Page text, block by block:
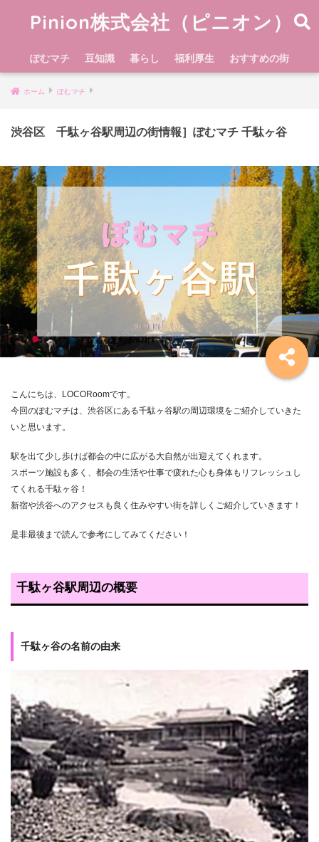
Pinion株式会社（ピニオン）
ぽむマチ 豆知識 暮らし 福利厚生 おすすめの街
ホーム ぽむマチ
渋谷区 千駄ヶ谷駅周辺の街情報］ぽむマチ 千駄ヶ谷
こんにちは、LOCORoomです。
今回のぽむマチは、渋谷区にある千駄ヶ谷駅の周辺環境をご紹介していきた
いと思います。
駅を出て少し歩けば都会の中に広がる大自然が出迎えてくれます。
スポーツ施設も多く、都会の生活や仕事で疲れた心も身体もリフレッシュし
てくれる千駄ヶ谷！
新宿や渋谷へのアクセスも良く住みやすい街を詳しくご紹介していきます！
是非最後まで読んで参考にしてみてください！
千駄ヶ谷駅周辺の概要
千駄ヶ谷の名前の由来